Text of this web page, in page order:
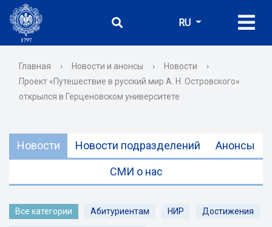
RU
Главная › Новости и анонсы › Новости
›
Проект «Путешествие в русский мир А. Н. Островского»
открылся в Герценовском университете
Новости Новости подразделений Анонсы
СМИ о нас
Все категории Абитуриентам НИР Достижения